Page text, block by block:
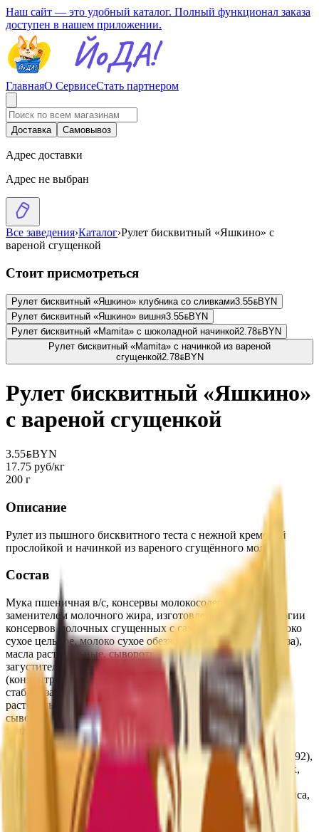
Наш сайт — это удобный каталог. Полный функционал заказа
доступен в нашем приложении.
ГлавнаяО СервисеСтать партнером
Доставка Самовывоз
Адрес доставки
Адрес не выбран
Все заведения›Каталог›Рулет бисквитный «Яшкино» с
вареной сгущенкой
Стоит присмотреться
Рулет бисквитный «Яшкино» клубника со сливками3.55BYNBYN
Рулет бисквитный «Яшкино» вишня3.55BYNBYN
Рулет бисквитный «Mamita» с шоколадной начинкой2.78BYNBYN
Рулет бисквитный «Mamita» с начинкой из вареной
сгущенкой2.78BYNBYN
Рулет бисквитный «Яшкино»
с вареной сгущенкой
3.55BYNBYN
17.75 руб/кг
200 г
Описание
Рулет из пышного бисквитного теста с нежной кремовой
прослойкой и начинкой из вареного сгущённого молока.
Состав
Мука пшеничная в/с, консервы молокосодержащие с
заменителем молочного жира, изготовленные по технологии
консервов молочных сгущенных с сахаром вареных (молоко
сухое цельное, молоко сухое обезжиренное, сахар (сахароза),
масла растительные, сыворотка молочная сухая, патока,
загустители: мальтодекстрин, каррагинан, ароматизатор
(концентрат сывороточного белка, ароматизаторы,
стабилизатор - ксантановая камедь)), сахар, масла
растительные, вода, продукты яичные сухие: меланж,
сыворотка молочная сухая, крахмал кукурузный, спирт
этиловый ректификованный из пищевого сырья, яйца
куриные, разрыхлители (гидрокарбонат аммония, Е450 (i),
гидрокарбонат натрия), эмульгаторы (Е322, Е471, Е476, Е492),
соль, ароматизаторы, антиокислитель Е306, какао-порошок,
консервант: сорбат калия, регулятор кислотности кислота
лимонная. Возможно наличие диоксида серы, следов арахиса,